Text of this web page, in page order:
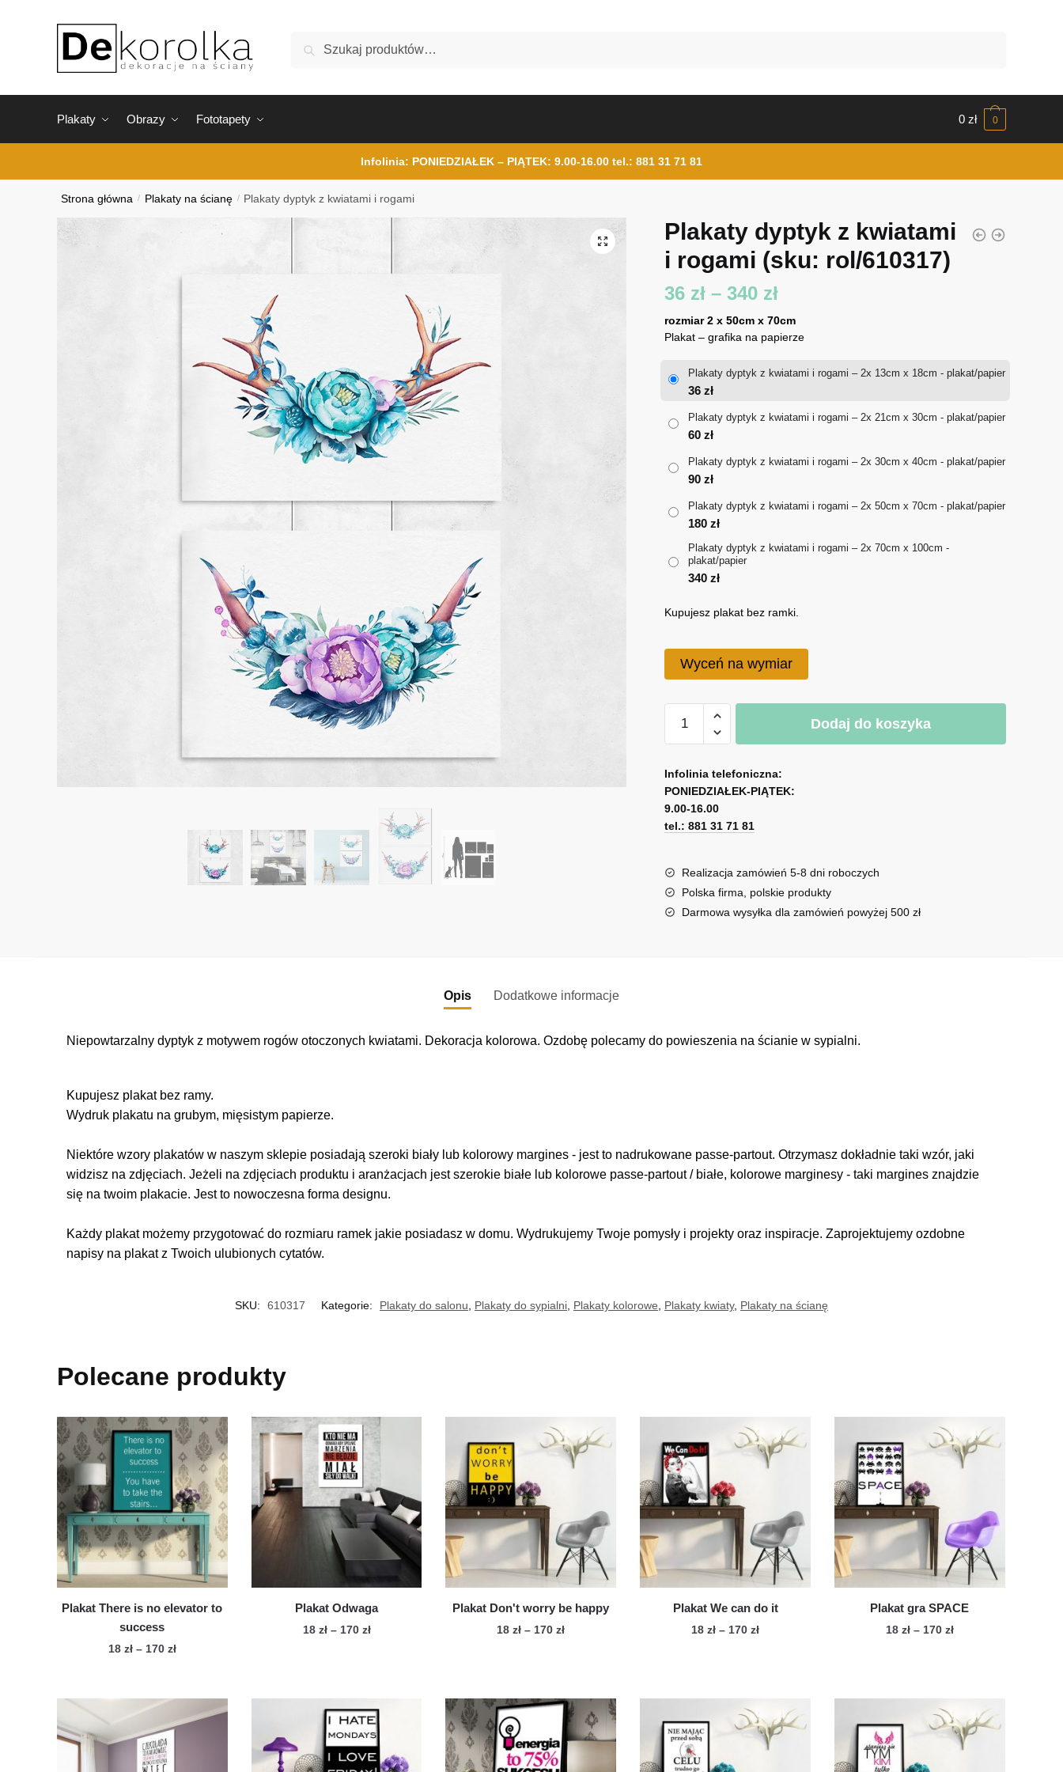
Szukaj
Plakaty Obrazy Fototapety 0 zł 0
Infolinia: PONIEDZIAŁEK – PIĄTEK: 9.00-16.00 tel.: 881 31 71 81
Strona główna / Plakaty na ścianę / Plakaty dyptyk z kwiatami i rogami
Plakaty dyptyk z kwiatami
i rogami (sku: rol/610317)
36 zł – 340 złZakres
cen:
36 zł
do
rozmiar 2 x 50cm x 70cm
Plakat – grafika na papierze
Plakaty dyptyk z kwiatami i rogami – 2x 13cm x 18cm - plakat/papier
36 zł
Plakaty dyptyk z kwiatami i rogami – 2x 21cm x 30cm - plakat/papier
60 zł
Plakaty dyptyk z kwiatami i rogami – 2x 30cm x 40cm - plakat/papier
90 zł
Plakaty dyptyk z kwiatami i rogami – 2x 50cm x 70cm - plakat/papier
180 zł
Plakaty dyptyk z kwiatami i rogami – 2x 70cm x 100cm -
plakat/papier
340 zł
Kupujesz plakat bez ramki.
Wyceń na wymiar
Plakaty
z
kwiatami
i
rogami
Dodaj do koszyka
l
t
e
r
a
t
i
Infolinia telefoniczna:
PONIEDZIAŁEK-PIĄTEK:
9.00-16.00
tel.: 881 31 71 81
Realizacja zamówień 5-8 dni roboczych
Polska firma, polskie produkty
Darmowa wysyłka dla zamówień powyżej 500 zł
Opis Dodatkowe informacje
Niepowtarzalny dyptyk z motywem rogów otoczonych kwiatami. Dekoracja kolorowa. Ozdobę polecamy do powieszenia na ścianie w sypialni.
Kupujesz plakat bez ramy.
Wydruk plakatu na grubym, mięsistym papierze.
Niektóre wzory plakatów w naszym sklepie posiadają szeroki biały lub kolorowy margines - jest to nadrukowane passe-partout. Otrzymasz dokładnie taki wzór, jaki
widzisz na zdjęciach. Jeżeli na zdjęciach produktu i aranżacjach jest szerokie białe lub kolorowe passe-partout / białe, kolorowe marginesy - taki margines znajdzie
się na twoim plakacie. Jest to nowoczesna forma designu.
Każdy plakat możemy przygotować do rozmiaru ramek jakie posiadasz w domu. Wydrukujemy Twoje pomysły i projekty oraz inspiracje. Zaprojektujemy ozdobne
napisy na plakat z Twoich ulubionych cytatów.
SKU: 610317 Kategorie: Plakaty do salonu, Plakaty do sypialni, Plakaty kolorowe, Plakaty kwiaty, Plakaty na ścianę
Polecane produkty
Plakat There is no elevator to
success
18 zł – 170 złZakres
18 zł
do
produkt
wiele
wariantów.
Plakat Odwaga
18 zł – 170 złZakres
170 zł
wiele
wariantów.
Opcje
Plakat Don't worry be happy
18zł – 170złZakres
do
170 zł
ma
wariantów.
Opcje
Plakat We can do it
18zł – 170złZakres
170 zł
ma
wiele
wariantów.
Plakat gra SPACE
18 zł – 170 złZakres
170 zł
ma
wiele
wariantów.